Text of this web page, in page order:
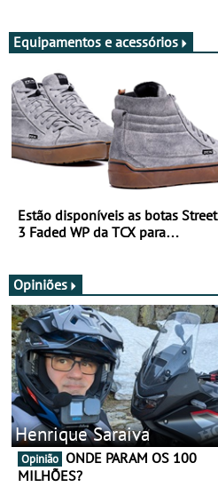
Equipamentos e acessórios
Estão disponíveis as botas Street
3 Faded WP da TCX para
Opiniões
Henrique Saraiva
Opinião
MILHÕES?